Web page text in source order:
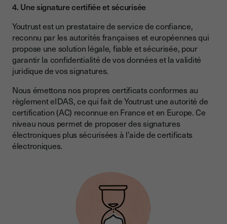
4. Une signature certifiée et sécurisée
Youtrust est un prestataire de service de confiance,
reconnu par les autorités françaises et européennes qui
propose une solution légale, fiable et sécurisée, pour
garantir la confidentialité de vos données et la validité
juridique de vos signatures.
Nous émettons nos propres certificats conformes au
règlement eIDAS, ce qui fait de Youtrust une autorité de
certification (AC) reconnue en France et en Europe. Ce
niveau nous permet de proposer des signatures
électroniques plus sécurisées à l'aide de certificats
électroniques.